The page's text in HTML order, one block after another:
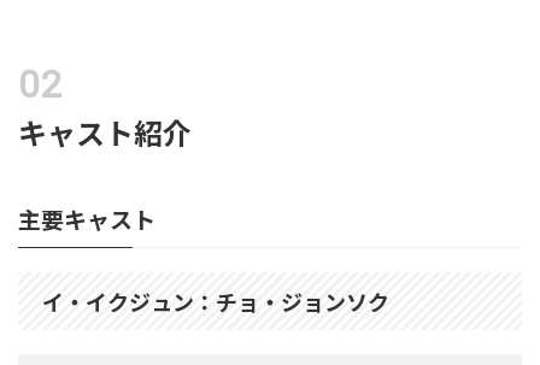
キャスト紹介
主要キャスト
イ・イクジュン：チョ・ジョンソク